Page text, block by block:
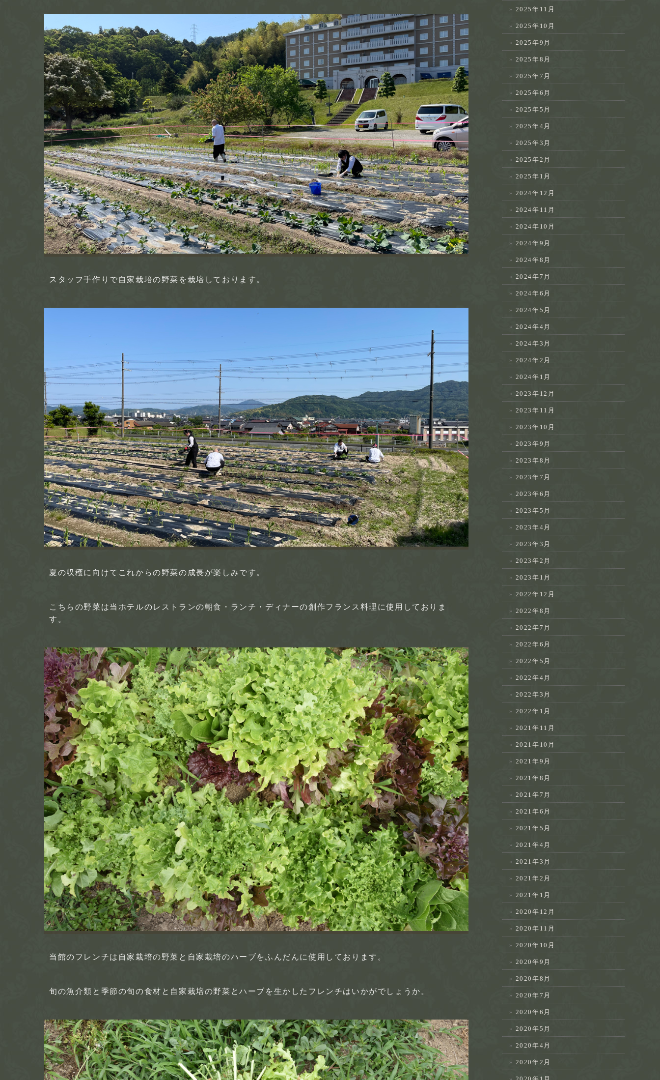
スタッフ手作りで自家栽培の野菜を栽培しております。
夏の収穫に向けてこれからの野菜の成長が楽しみです。
こちらの野菜は当ホテルのレストランの朝食・ランチ・ディナーの創作フランス料理に使用しておりま
す。
当館のフレンチは自家栽培の野菜と自家栽培のハーブをふんだんに使用しております。
旬の魚介類と季節の旬の食材と自家栽培の野菜とハーブを生かしたフレンチはいかがでしょうか。
2025年11月
2025年10月
2025年9月
2025年8月
2025年7月
2025年6月
2025年5月
2025年4月
2025年3月
2025年2月
2025年1月
2024年12月
2024年11月
2024年10月
2024年9月
2024年8月
2024年7月
2024年6月
2024年5月
2024年4月
2024年3月
2024年2月
2024年1月
2023年12月
2023年11月
2023年10月
2023年9月
2023年8月
2023年7月
2023年6月
2023年5月
2023年4月
2023年3月
2023年2月
2023年1月
2022年12月
2022年8月
2022年7月
2022年6月
2022年5月
2022年4月
2022年3月
2022年1月
2021年11月
2021年10月
2021年9月
2021年8月
2021年7月
2021年6月
2021年5月
2021年4月
2021年3月
2021年2月
2021年1月
2020年12月
2020年11月
2020年10月
2020年9月
2020年8月
2020年7月
2020年6月
2020年5月
2020年4月
2020年2月